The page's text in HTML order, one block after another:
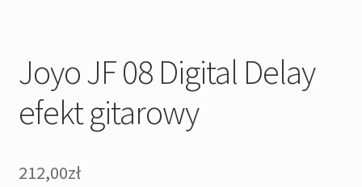
Joyo JF 08 Digital Delay
efekt gitarowy
212,00zł